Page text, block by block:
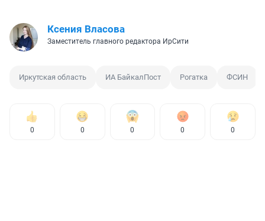
Ксения Власова
Заместитель главного редактора ИрСити
Иркутская область ИА БайкалПост Рогатка ФСИН
0 0 0 0 0